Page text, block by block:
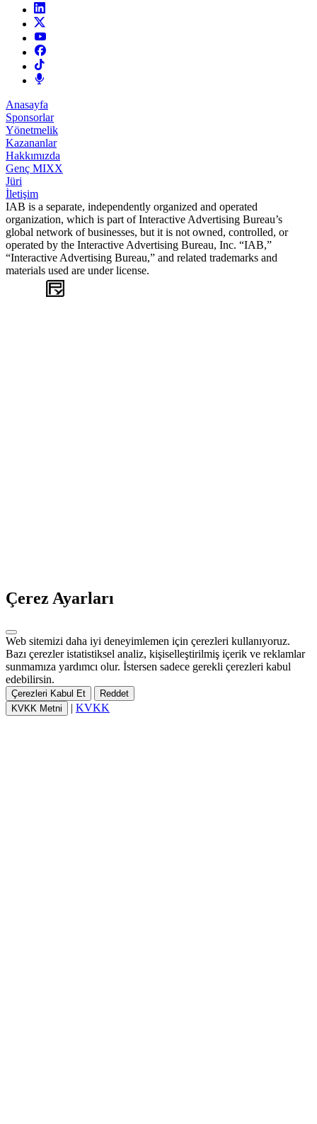
Anasayfa
Sponsorlar
Yönetmelik
Kazananlar
Hakkımızda
Genç MIXX
Jüri
İletişim
IAB is a separate, independently organized and operated
organization, which is part of Interactive Advertising Bureau’s
global network of businesses, but it is not owned, controlled, or
operated by the Interactive Advertising Bureau, Inc. “IAB,”
“Interactive Advertising Bureau,” and related trademarks and
materials used are under license.
Çerez Ayarları
Web sitemizi daha iyi deneyimlemen için çerezleri kullanıyoruz.
Bazı çerezler istatistiksel analiz, kişiselleştirilmiş içerik ve reklamlar
sunmamıza yardımcı olur. İstersen sadece gerekli çerezleri kabul
edebilirsin.
Çerezleri Kabul Et
Reddet
KVKK Metni
| KVKK